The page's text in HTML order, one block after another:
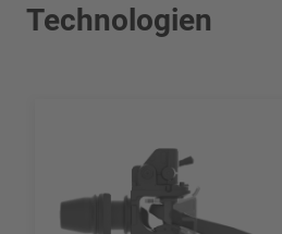
Technologien